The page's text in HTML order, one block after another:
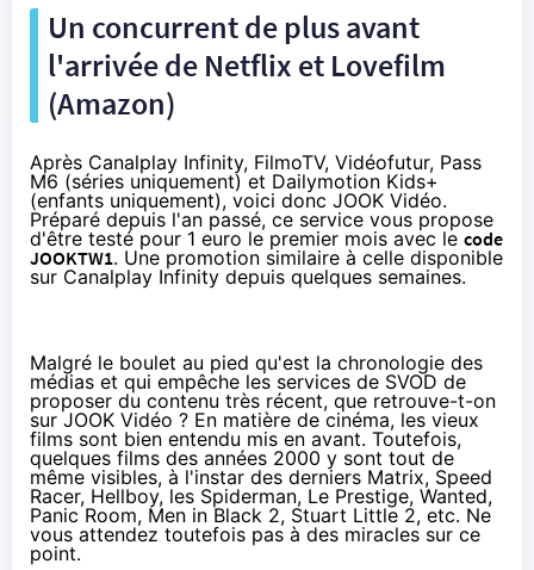
Un concurrent de plus avant
l'arrivée de Netflix et Lovefilm
(Amazon)
Après Canalplay Infinity, FilmoTV, Vidéofutur, Pass
M6 (séries uniquement) et Dailymotion Kids+
(enfants uniquement), voici donc JOOK Vidéo.
Préparé depuis l'an passé, ce service vous propose
d'être testé pour 1 euro le premier mois avec le code
JOOKTW1. Une promotion similaire à celle disponible
sur Canalplay Infinity depuis quelques semaines.
Malgré le boulet au pied qu'est la chronologie des
médias et qui empêche les services de SVOD de
proposer du contenu très récent, que retrouve-t-on
sur JOOK Vidéo ? En matière de cinéma, les vieux
films sont bien entendu mis en avant. Toutefois,
quelques films des années 2000 y sont tout de
même visibles, à l'instar des derniers Matrix, Speed
Racer, Hellboy, les Spiderman, Le Prestige, Wanted,
Panic Room, Men in Black 2, Stuart Little 2, etc. Ne
vous attendez toutefois pas à des miracles sur ce
point.